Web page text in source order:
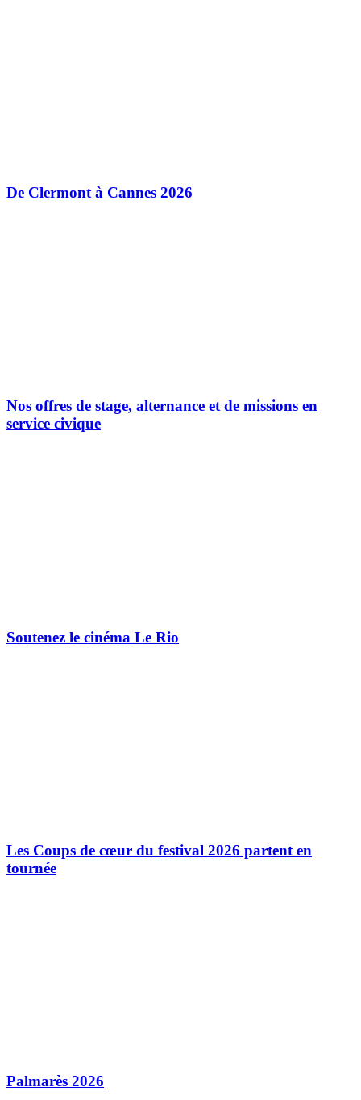
De Clermont à Cannes 2026
Nos offres de stage, alternance et de missions en
service civique
Soutenez le cinéma Le Rio
Les Coups de cœur du festival 2026 partent en
tournée
Palmarès 2026